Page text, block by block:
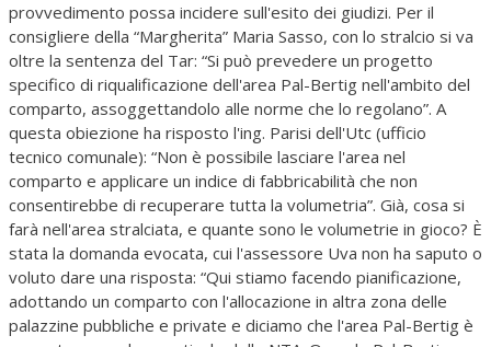
provvedimento possa incidere sull'esito dei giudizi. Per il
consigliere della “Margherita” Maria Sasso, con lo stralcio si va
oltre la sentenza del Tar: “Si può prevedere un progetto
specifico di riqualificazione dell'area Pal-Bertig nell'ambito del
comparto, assoggettandolo alle norme che lo regolano”. A
questa obiezione ha risposto l'ing. Parisi dell'Utc (ufficio
tecnico comunale): “Non è possibile lasciare l'area nel
comparto e applicare un indice di fabbricabilità che non
consentirebbe di recuperare tutta la volumetria”. Già, cosa si
farà nell'area stralciata, e quante sono le volumetrie in gioco? È
stata la domanda evocata, cui l'assessore Uva non ha saputo o
voluto dare una risposta: “Qui stiamo facendo pianificazione,
adottando un comparto con l'allocazione in altra zona delle
palazzine pubbliche e private e diciamo che l'area Pal-Bertig è